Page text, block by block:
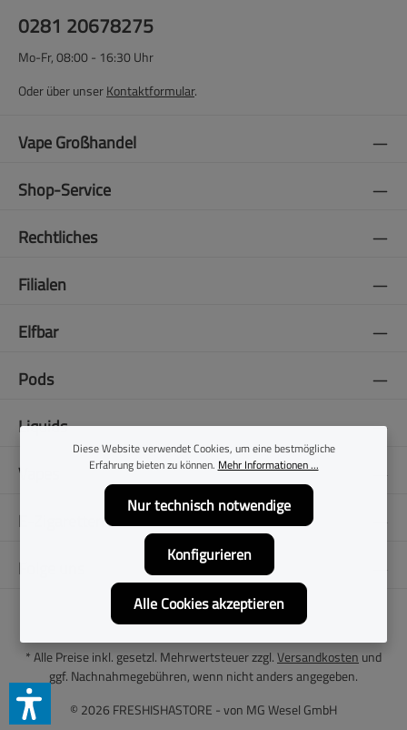
0281 20678275
Mo-Fr, 08:00 - 16:30 Uhr
Oder über unserKontaktformular.
Vape Großhandel
Shop-Service
Rechtliches
Filialen
Elfbar
Pods
Liquids
Vapes
E-Zigaretten
Folge uns
© 2026 FRESHISHASTORE - von MG Wesel GmbH
* Alle Preise inkl. gesetzl. Mehrwertsteuer zzgl.Versandkosten und
ggf. Nachnahmegebühren, wenn nicht anders angegeben.
Diese Website verwendet Cookies, um eine bestmögliche
Erfahrung bieten zu können. Mehr Informationen ...
Nur technisch notwendige
Konfigurieren
Alle Cookies akzeptieren